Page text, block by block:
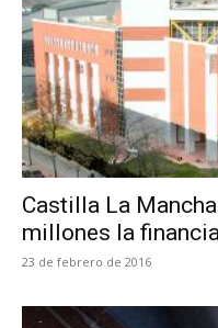
Castilla La
millones la
23 de febrero de 2016